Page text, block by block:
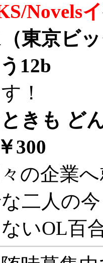
Novels
東京ビ
12b
！
ときも ど
300
の企業
二人の
いOL百